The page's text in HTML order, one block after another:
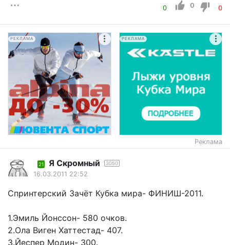
0 0 0
РЕКЛАМА РЕКЛАМА
Реклама
21 Я Скромный 3050
16.03.2011 22:52
Спринтерский Зачёт Кубка мира- ФИНИШ-2011.
1.Эмиль Йонссон- 580 очков.
2.Ола Виген Хаттестад- 407.
3.Йеспер Модин- 300.